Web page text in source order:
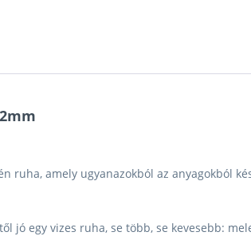
ruha, amely ugyanazokból az anyagokból
jó egy vizes ruha, se több, se kevesebb: